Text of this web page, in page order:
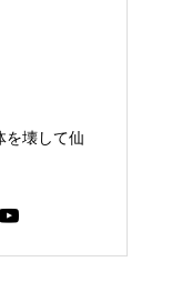
を壊して仙